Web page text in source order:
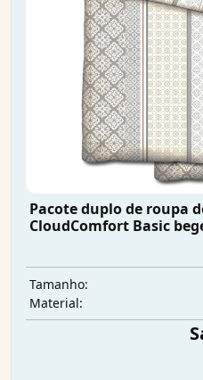
Pacote duplo de roupa
CloudComfort Basic
Tamanho:
Material: